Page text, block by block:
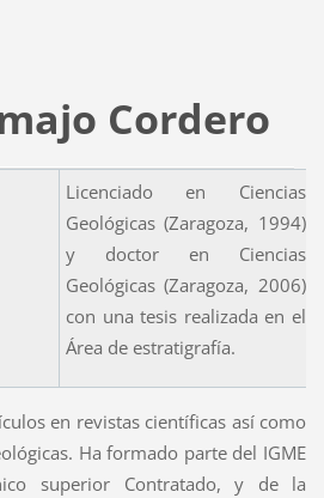
Cordero
Licenciado en Ciencias
Geológicas (Zaragoza, 1994)
y doctor en Ciencias
Geológicas (Zaragoza, 2006)
con una tesis realizada en el
Área de estratigrafía.
en revistas científicas así como
Ha formado parte del IGME
superior Contratado, y de la